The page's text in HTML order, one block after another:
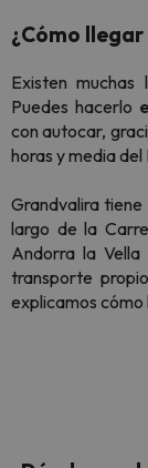
¿Cómo
Existen
Puedes hacerlo
con autocar,
horas y media
Grandvalira
largo de la
Andorra la
transporte
explicamos cómo